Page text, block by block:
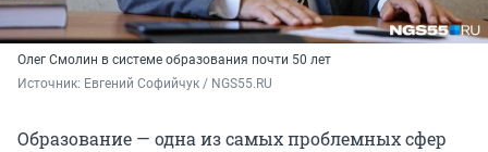
Олег Смолин в системе образования почти 50 лет
Источник: Евгений Софийчук / NGS55.RU
Образование — одна из самых проблемных сфер